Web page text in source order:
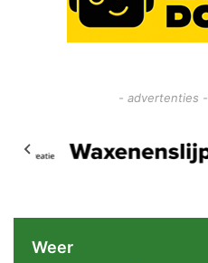
- advertenties -
Weer